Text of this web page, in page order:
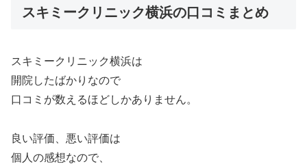
スキミークリニック横浜の口コミまとめ
スキミークリニック横浜は
開院したばかりなので
口コミが数えるほどしかありません。
良い評価、悪い評価は
個人の感想なので、